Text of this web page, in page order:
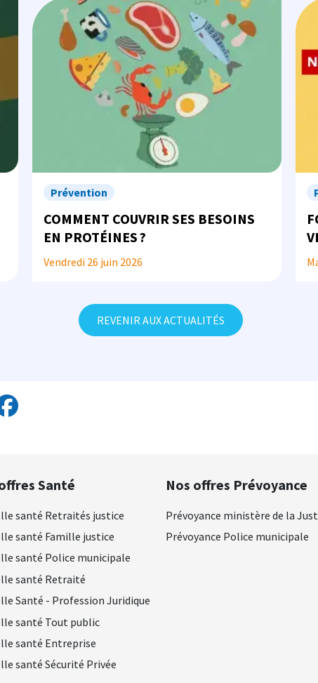
Image
Prévention
COMMENT COUVRIR SES BESOINS
EN PROTÉINES ?
Vendredi 26 juin 2026
REVENIR AUX ACTUALITÉS
Santé
santé Retraités justice
santé Famille justice
santé Police municipale
santé Retraité
Santé - Profession Juridique
santé Tout public
santé Entreprise
santé Sécurité Privée
Nos offres Prévoyance
Prévoyance ministère de la
Prévoyance Police municipale